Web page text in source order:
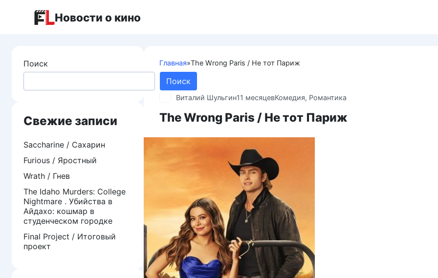
Новости о кино
Главная»The Wrong Paris / Не тот Париж
Виталий Шульгин11 месяцевКомедия, Романтика
The Wrong Paris / Не тот Париж
Поиск
Поиск
Свежие записи
Saccharine / Сахарин
Furious / Яростный
Wrath / Гнев
The Idaho Murders: College
Nightmare . Убийства в
Айдахо: кошмар в
студенческом городке
Final Project / Итоговый
проект